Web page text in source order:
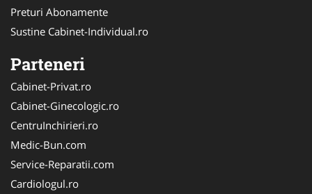
Preturi Abonamente
Sustine Cabinet-Individual.ro
Parteneri
Cabinet-Privat.ro
Cabinet-Ginecologic.ro
CentruInchirieri.ro
Medic-Bun.com
Service-Reparatii.com
Cardiologul.ro